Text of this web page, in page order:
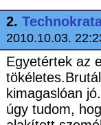
2.
2010.10.03.
Egyetértek az
kimagaslóan
úgy tudom,